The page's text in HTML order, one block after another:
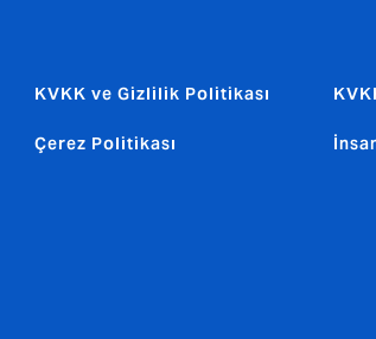
KVKK ve Gizlilik Politikası
Çerez Politikası